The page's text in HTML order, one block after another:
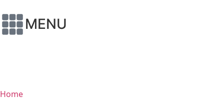
MENU
Home